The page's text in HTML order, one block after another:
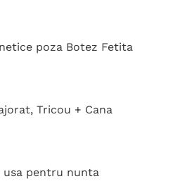
poza Botez Fetita
Tricou + Cana
usa pentru nunta